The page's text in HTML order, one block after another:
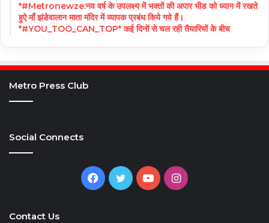
*#Metronewze:नव वर्ष के उपलक्ष्य में भक्तों की अपार भीड को ध्यान में रखते
हुऐ माँ झंडेवालान माता मंदिर में व्यापक प्रबंध किये गये हैं।
*#YOU_TOO_CAN_TOP* कई दिनों से चल रही तैयारियों के बीच
Metro Press Club
Social Connects
Facebook
TwitterYouTubeInstagram
Contact Us